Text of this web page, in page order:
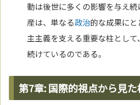
動は後世に多くの影響を与え
産は、単なる政治的な成果に
主主義を支える重要な柱とし
続けているのである。
第7章: 国際的視点から見